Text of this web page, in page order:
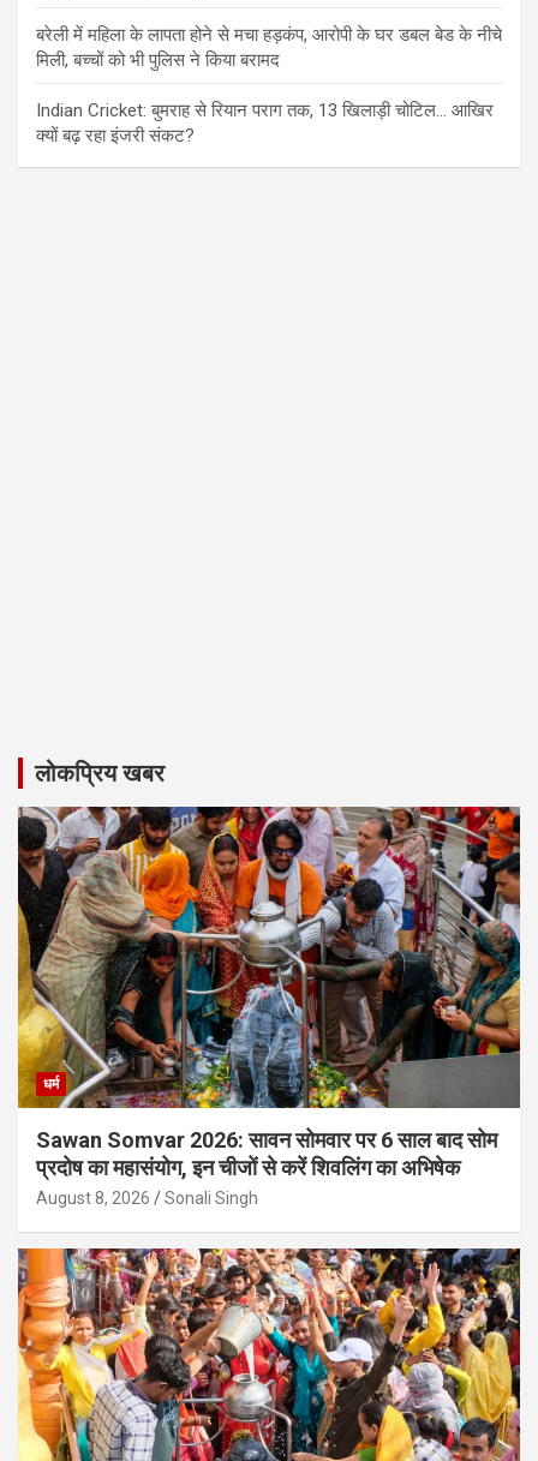
बरेली में महिला के लापता होने से मचा हड़कंप, आरोपी के घर डबल बेड के नीचे
मिली, बच्चों को भी पुलिस ने किया बरामद
Indian Cricket: बुमराह से रियान पराग तक, 13 खिलाड़ी चोटिल… आखिर
क्यों बढ़ रहा इंजरी संकट?
लोकप्रिय खबर
धर्म
Sawan Somvar 2026: सावन सोमवार पर 6 साल बाद सोम
प्रदोष का महासंयोग, इन चीजों से करें शिवलिंग का अभिषेक
August 8, 2026 Sonali Singh